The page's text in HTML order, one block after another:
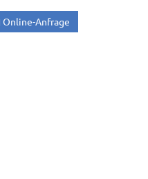
Online-Anfrage